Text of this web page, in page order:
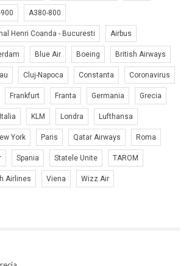
A380-800
Henri Coanda - Bucuresti Airbus
Blue Air Boeing British Airways
Cluj-Napoca Constanta Coronavirus
Frankfurt Franta Germania Grecia
Italia KLM Londra Lufthansa
York Paris Qatar Airways Roma
Spania Statele Unite TAROM
Airlines Viena Wizz Air